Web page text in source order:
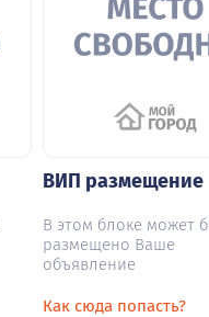
ВИП размещение
В этом блоке может
размещено Ваше
объявление
Как сюда попасть?